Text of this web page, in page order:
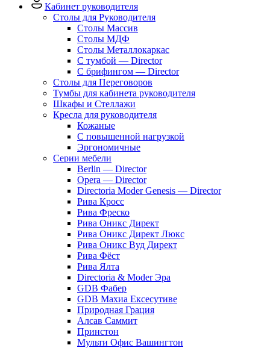
Кабинет руководителя
Столы для Руководителя
Столы Массив
Столы МДФ
Столы Металлокаркас
С тумбой — Director
C брифингом — Director
Столы для Переговоров
Тумбы для кабинета руководителя
Шкафы и Стеллажи
Кресла для руководителя
Кожаные
С повышенной нагрузкой
Эргономичные
Серии мебели
Berlin — Director
Opera — Director
Directoria Moder Genesis — Director
Рива Кросс
Рива Фреско
Рива Оникс Директ
Рива Оникс Директ Люкс
Рива Оникс Вуд Директ
Рива Фёст
Рива Ялта
Directoria & Moder Эра
GDB Фабер
GDB Махиа Ексесутиве
Природная Грация
Алсав Саммит
Принстон
Мульти Офис Вашингтон